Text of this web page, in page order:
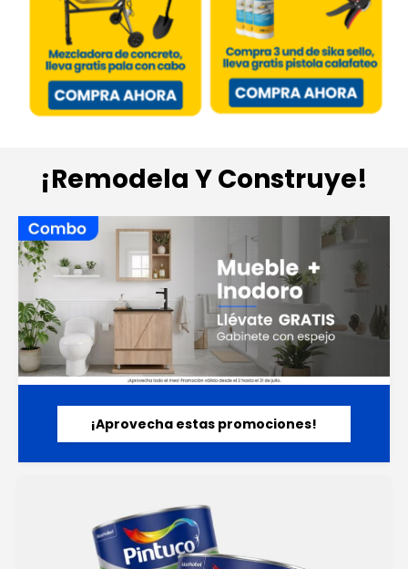
¡Remodela Y Construye!
¡Aprovecha estas promociones!